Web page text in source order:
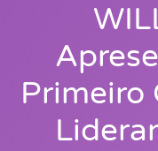
Primeiro